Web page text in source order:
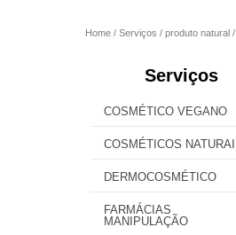
Home Serviços produto natural
Serviços
COSMÉTICO VEGANO
COSMÉTICOS
DERMOCOSMÉTICO
FARMÁCIAS
MANIPULAÇÃO